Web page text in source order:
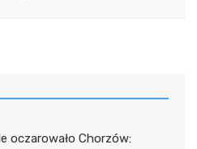
oczarowało Chorzów: